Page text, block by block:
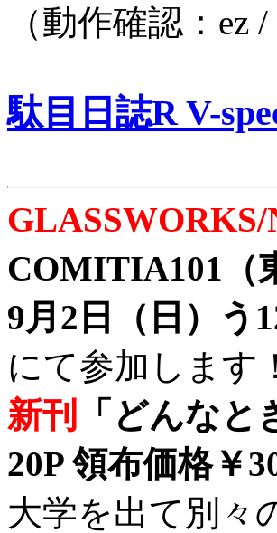
（動作確認：ez
駄目日誌R V-
COMITIA101（
9月2日（日）う
にて参加します！
新刊
「どんな
20P 領布価格￥
大学を出て別々